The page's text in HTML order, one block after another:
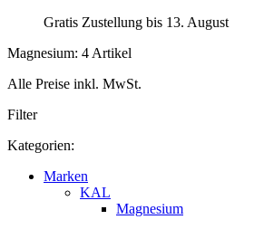
Gratis Zustellung bis 13. August
Magnesium: 4 Artikel
Alle Preise inkl. MwSt.
Filter
Kategorien:
Marken
KAL
Magnesium